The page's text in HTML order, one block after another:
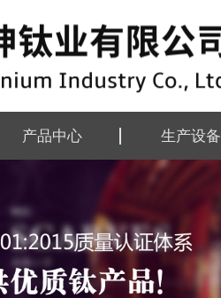
产品中心
钛及钛合金制品
钛设备类
生产设备